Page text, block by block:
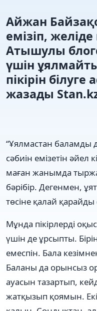
Айжан
емізіп,
Атышулы
үшін
пікірін
жазады
“Ұялмастан баламды
сәбиін емізетін
маған жанымда
бәрібір. Дегенмен,
төсіне қалай қарайды
Мұнда пікірлерді
үшін де ұрсыпты.
емеспін. Бала
Баланы да орынсыз
ауасын тазартып,
жатқызып қоямын.